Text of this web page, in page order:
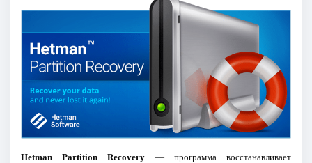
Hetman Partition Recovery — программа восстанавливает